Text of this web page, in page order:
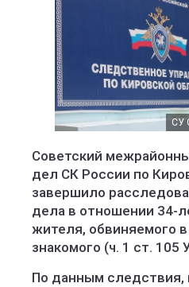
СУ
Советский
дел СК России по
завершило
дела в отношении 34-
жителя, обвиняемого
знакомого (ч. 1 ст. 105
По данным следствия,